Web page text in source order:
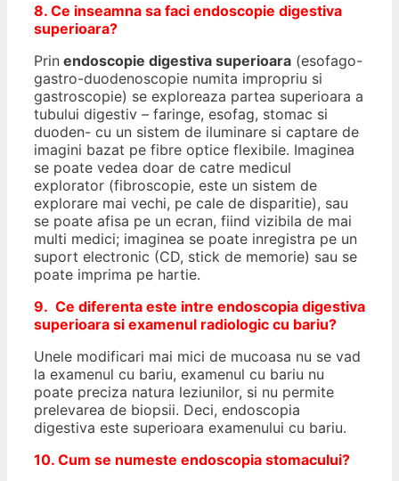
8. Ce inseamna sa faci endoscopie digestiva
superioara?
Prin endoscopie digestiva superioara (esofago-
gastro-duodenoscopie numita impropriu si
gastroscopie) se exploreaza partea superioara a
tubului digestiv – faringe, esofag, stomac si
duoden- cu un sistem de iluminare si captare de
imagini bazat pe fibre optice flexibile. Imaginea
se poate vedea doar de catre medicul
explorator (fibroscopie, este un sistem de
explorare mai vechi, pe cale de disparitie), sau
se poate afisa pe un ecran, fiind vizibila de mai
multi medici; imaginea se poate inregistra pe un
suport electronic (CD, stick de memorie) sau se
poate imprima pe hartie.
9. Ce diferenta este intre endoscopia digestiva
superioara si examenul radiologic cu bariu?
Unele modificari mai mici de mucoasa nu se vad
la examenul cu bariu, examenul cu bariu nu
poate preciza natura leziunilor, si nu permite
prelevarea de biopsii. Deci, endoscopia
digestiva este superioara examenului cu bariu.
10. Cum se numeste endoscopia stomacului?